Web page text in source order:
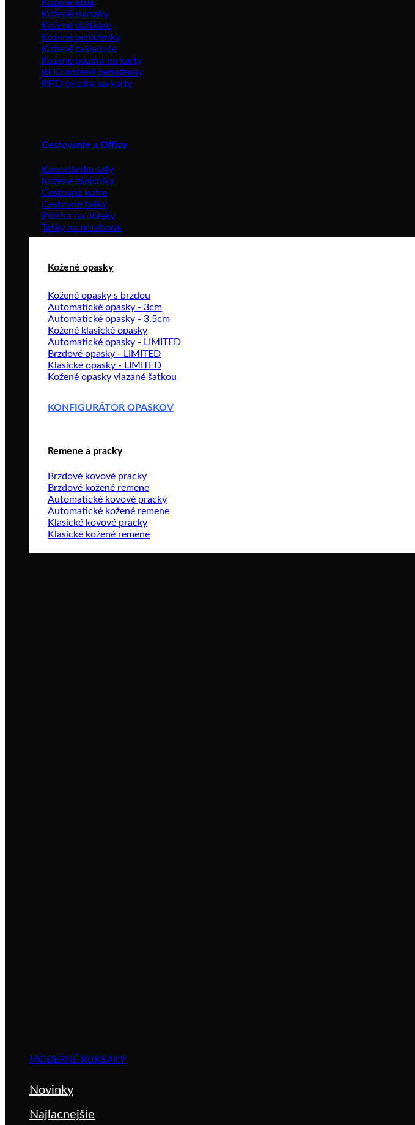
Kožené etue
Kožené ruksaky
Kožené vizitkáre
Kožené peňaženky
Kožené zakladače
Kožené púzdra na karty
RFID kožené peňaženky
RFID púzdra na karty
Cestovanie a Office
Kancelárske sety
Kožené zápisníky
Cestovné kufre
Cestovné tašky
Púzdra na obleky
Tašky na notebook
Kožené opasky
Kožené opasky s brzdou
Automatické opasky - 3cm
Automatické opasky - 3.5cm
Kožené klasické opasky
Automatické opasky - LIMITED
Brzdové opasky - LIMITED
Klasické opasky - LIMITED
Kožené opasky viazané šatkou
KONFIGURÁTOR OPASKOV
Remene a pracky
Brzdové kovové pracky
Brzdové kožené remene
Automatické kovové pracky
Automatické kožené remene
Klasické kovové pracky
Klasické kožené remene
MODERNÉ RUKSAKY
Novinky
Najlacnejšie